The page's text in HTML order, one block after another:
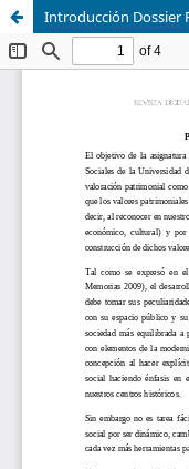
Introducción Dossier